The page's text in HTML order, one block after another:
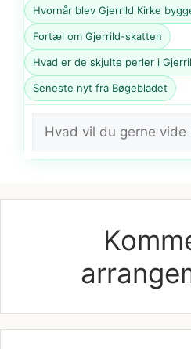
Hvornår blev Gjerrild Kirke
Fortæl om Gjerrild-skatten
Hvad er de skjulte perler i
Seneste nyt fra Bøgebladet